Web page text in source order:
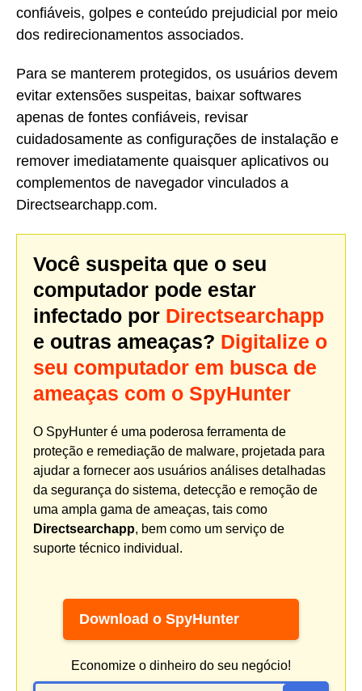
confiáveis, golpes e conteúdo prejudicial por meio
dos redirecionamentos associados.
Para se manterem protegidos, os usuários devem
evitar extensões suspeitas, baixar softwares
apenas de fontes confiáveis, revisar
cuidadosamente as configurações de instalação e
remover imediatamente quaisquer aplicativos ou
complementos de navegador vinculados a
Directsearchapp.com.
Você suspeita que o seu
computador pode estar
infectado por Directsearchapp
e outras ameaças? Digitalize o
seu computador em busca de
ameaças com o SpyHunter
O SpyHunter é uma poderosa ferramenta de
proteção e remediação de malware, projetada para
ajudar a fornecer aos usuários análises detalhadas
da segurança do sistema, detecção e remoção de
uma ampla gama de ameaças, tais como
Directsearchapp, bem como um serviço de
suporte técnico individual.
Download o SpyHunter
Economize o dinheiro do seu negócio!